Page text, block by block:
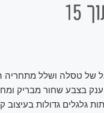
של טסלה ושלל מתחריה
בצבע שחור מבריק
גלגלים גדולות בעיצוב